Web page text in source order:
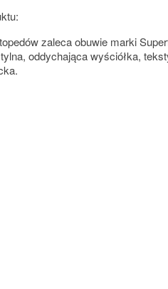
zaleca obuwie marki
oddychająca wyściółka,